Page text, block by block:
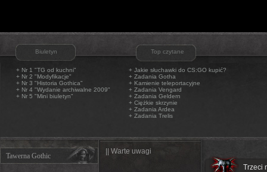
Biuletyn Top czytane
+ Nr 1 "TG od kuchni"
+ Nr 2 "Modyfikacje"
+ Nr 3 "Historia Gothica"
+ Nr 4 "Wydanie archiwalne 2009"
+ Nr 5 "Mini biuletyn"
+ Jakie słuchawki do CS:GO kupić?
+ Zadania Gotha
+ Kamienie teleportacyjne
+ Zadania Vengard
+ Zadania Geldern
+ Ciężkie skrzynie
+ Zadania Ardea
+ Zadania Trelis
Tawerna Gothic
|| Warte uwagi
Trzeci